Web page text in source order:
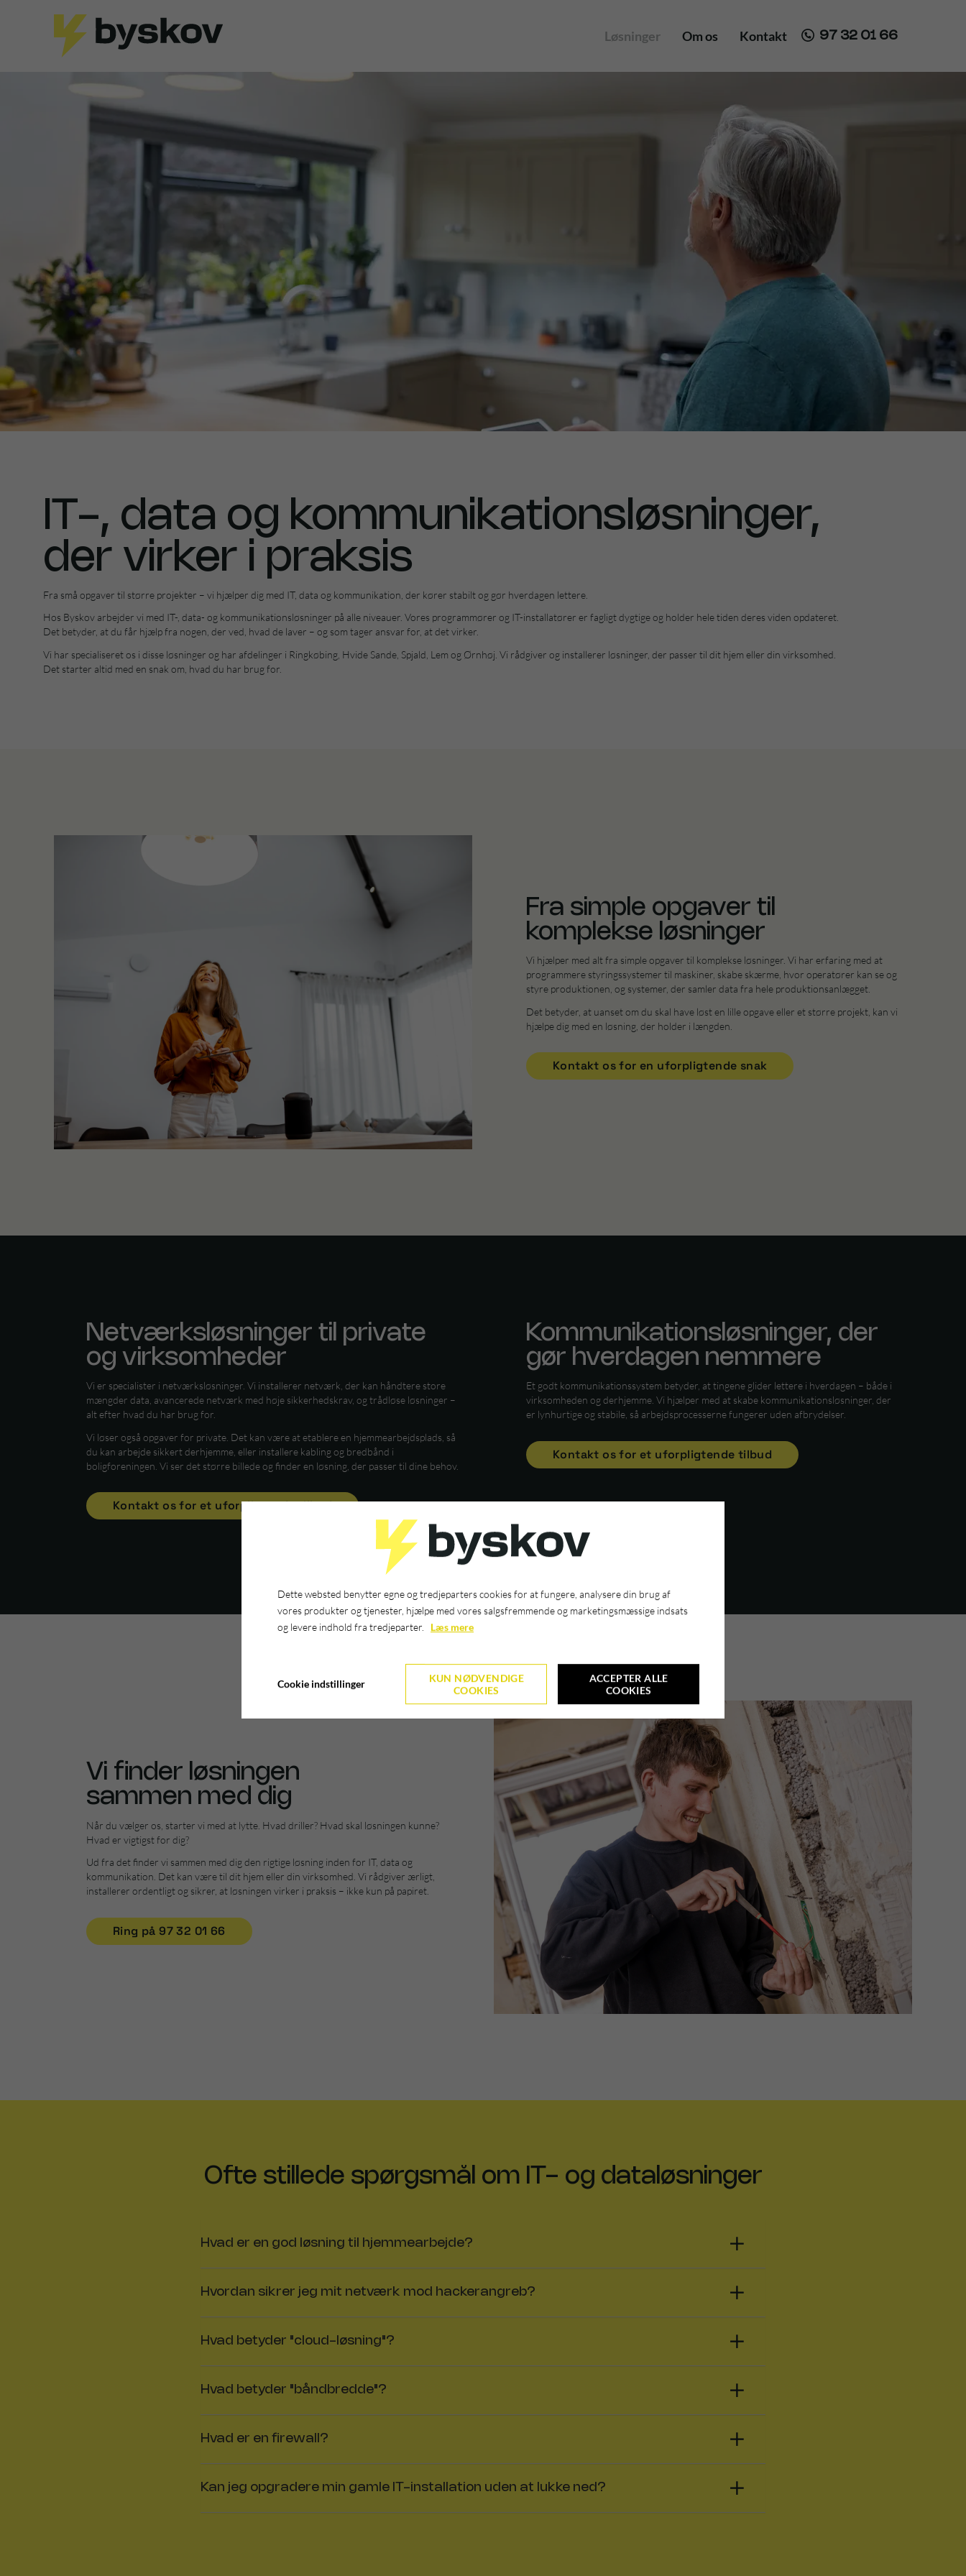
97 32 01 66
Løsninger Om os Kontakt
IT-, data og kommunikationsløsninger,
der virker i praksis
Fra små opgaver til større projekter – vi hjælper dig med IT, data og kommunikation, der kører stabilt og gør hverdagen lettere.
Hos Byskov arbejder vi med IT-, data- og kommunikationsløsninger på alle niveauer. Vores programmører og IT-installatører er fagligt dygtige og holder hele tiden deres viden opdateret.
Det betyder, at du får hjælp fra nogen, der ved, hvad de laver – og som tager ansvar for, at det virker.
Vi har specialiseret os i disse løsninger og har afdelinger i Ringkøbing, Hvide Sande, Spjald, Lem og Ørnhøj. Vi rådgiver og installerer løsninger, der passer til dit hjem eller din virksomhed.
Det starter altid med en snak om, hvad du har brug for.
Fra simple opgaver til
komplekse løsninger
Vi hjælper med alt fra simple opgaver til komplekse løsninger. Vi har erfaring med at
programmere styringssystemer til maskiner, skabe skærme, hvor operatører kan se og
styre produktionen, og systemer, der samler data fra hele produktionsanlægget.
Det betyder, at uanset om du skal have løst en lille opgave eller et større projekt, kan vi
hjælpe dig med en løsning, der holder i længden.
Kontakt os for en uforpligtende snak
Netværksløsninger til private
og virksomheder
Vi er specialister i netværksløsninger. Vi installerer netværk, der kan håndtere store
mængder data, avancerede netværk med høje sikkerhedskrav, og trådløse løsninger –
alt efter hvad du har brug for.
Vi løser også opgaver for private. Det kan være at etablere en hjemmearbejdsplads, så
du kan arbejde sikkert derhjemme, eller installere kabling og bredbånd i
boligforeningen. Vi ser det større billede og finder en løsning, der passer til dine behov.
Kontakt os for et uforpligtende tilbud
Kommunikationsløsninger, der
gør hverdagen nemmere
Et godt kommunikationssystem betyder, at tingene glider lettere i hverdagen – både i
virksomheden og derhjemme. Vi hjælper med at skabe kommunikationsløsninger, der
er lynhurtige og stabile, så arbejdsprocesserne fungerer uden afbrydelser.
Kontakt os for et uforpligtende tilbud
Vi finder løsningen
sammen med dig
Når du vælger os, starter vi med at lytte. Hvad driller? Hvad skal løsningen kunne?
Hvad er vigtigst for dig?
Ud fra det finder vi sammen med dig den rigtige løsning inden for IT, data og
kommunikation. Det kan være til dit hjem eller din virksomhed. Vi rådgiver ærligt,
installerer ordentligt og sikrer, at løsningen virker i praksis – ikke kun på papiret.
Ring på 97 32 01 66
Ofte stillede spørgsmål om IT- og dataløsninger
Hvad er en god løsning til hjemmearbejde?
Hvordan sikrer jeg mit netværk mod hackerangreb?
Hvad betyder "cloud-løsning"?
Hvad betyder "båndbredde"?
Hvad er en firewall?
Kan jeg opgradere min gamle IT-installation uden at lukke ned?
Dette websted benytter egne og tredjeparters cookies for at fungere, analysere din brug af
vores produkter og tjenester, hjælpe med vores salgsfremmende og marketingsmæssige indsats
og levere indhold fra tredjeparter. Læs mere
Cookie indstillinger
KUN NØDVENDIGE
COOKIES
ACCEPTER ALLE
COOKIES